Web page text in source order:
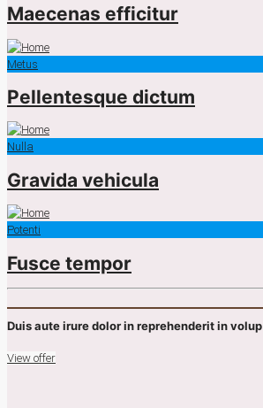
Maecenas efficitur
Metus
Pellentesque dictum
Nulla
Gravida vehicula
Potenti
Fusce tempor
Duis aute irure dolor in reprehenderit in volup
View offer